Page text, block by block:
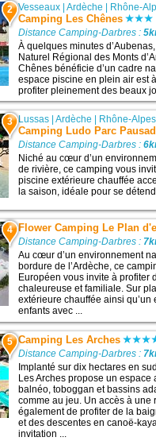
2 Vesseaux |Ardèche | Rhône-
Camping Les Chênes
Distance Camping-Darbres :
À quelques minutes
Naturel Régional des Monts
Chênes bénéficie d’un cadre
espace piscine en plein air est
profiter pleinement des beaux
3 Lussas |Ardèche Rhône-Alpes
Camping Ludo Parc
Distance Camping-Darbres :
Niché au cœur d’un
de rivière, ce camping vous
piscine extérieure chauffée
la saison, idéale pour se
4 Flower Camping Le Plan
Distance Camping-Darbres :
Au cœur d’un environnement
bordure de l’Ardèche, ce
Européen vous invite à profiter
chaleureuse et familiale. Sur
extérieure chauffée ainsi
enfants avec ...
5 Camping Les Arches
Distance Camping-Darbres :
Implanté sur dix hectares en
Les Arches propose un espace
balnéo, toboggan et bassins
comme au jeu. Un accès à une
également de profiter de la
et des descentes en canoë-
invitation ...